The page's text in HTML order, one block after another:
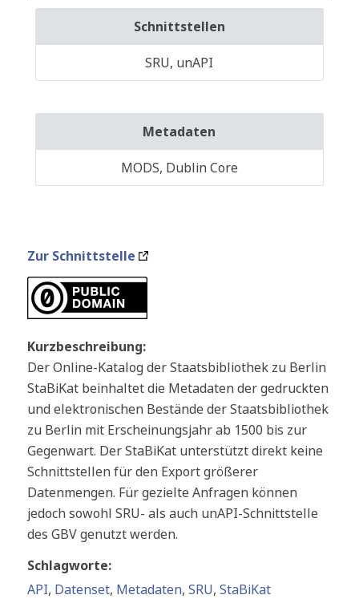
Schnittstellen
SRU, unAPI
Metadaten
MODS, Dublin Core
Zur Schnittstelle
Kurzbeschreibung:
Der Online-Katalog der Staatsbibliothek zu Berlin
StaBiKat beinhaltet die Metadaten der gedruckten
und elektronischen Bestände der Staatsbibliothek
zu Berlin mit Erscheinungsjahr ab 1500 bis zur
Gegenwart. Der StaBiKat unterstützt direkt keine
Schnittstellen für den Export größerer
Datenmengen. Für gezielte Anfragen können
jedoch sowohl SRU- als auch unAPI-Schnittstelle
des GBV genutzt werden.
Schlagworte:
API, Datenset, Metadaten, SRU, StaBiKat